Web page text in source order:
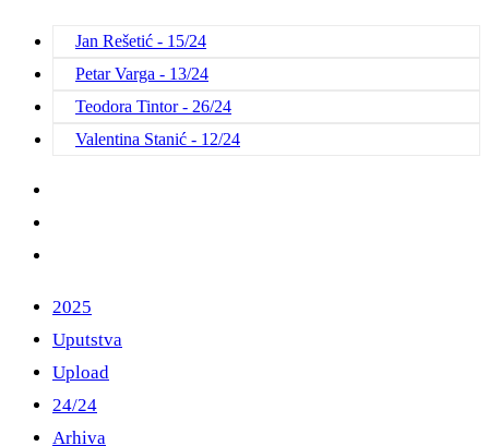
Jan Rešetić - 15/24
Petar Varga - 13/24
Teodora Tintor - 26/24
Valentina Stanić - 12/24
2025
Uputstva
Upload
24/24
Arhiva